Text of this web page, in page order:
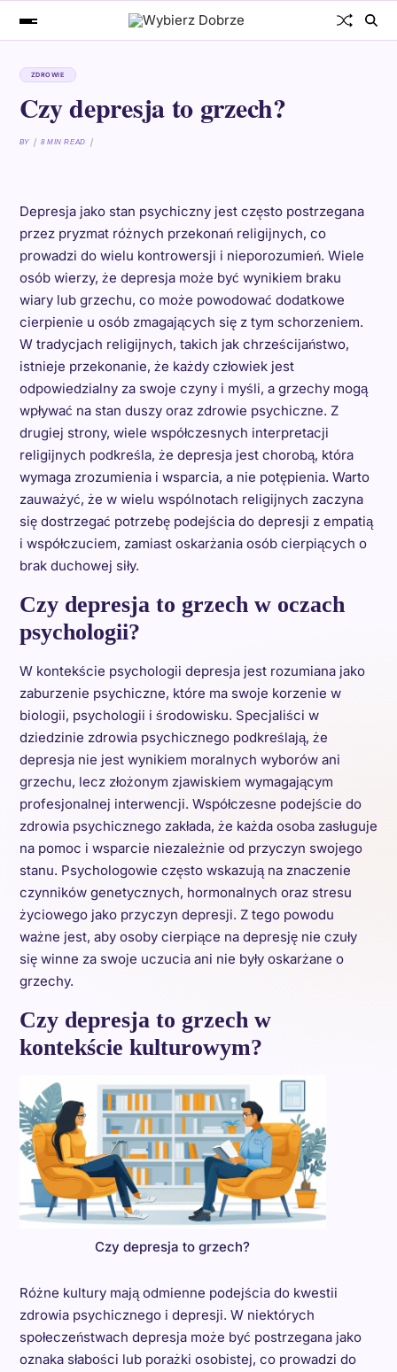
ZDROWIE
Czy depresja to grzech?
BY 8 MIN READ
Depresja jako stan psychiczny jest często postrzegana
przez pryzmat różnych przekonań religijnych, co
prowadzi do wielu kontrowersji i nieporozumień. Wiele
osób wierzy, że depresja może być wynikiem braku
wiary lub grzechu, co może powodować dodatkowe
cierpienie u osób zmagających się z tym schorzeniem.
W tradycjach religijnych, takich jak chrześcijaństwo,
istnieje przekonanie, że każdy człowiek jest
odpowiedzialny za swoje czyny i myśli, a grzechy mogą
wpływać na stan duszy oraz zdrowie psychiczne. Z
drugiej strony, wiele współczesnych interpretacji
religijnych podkreśla, że depresja jest chorobą, która
wymaga zrozumienia i wsparcia, a nie potępienia. Warto
zauważyć, że w wielu wspólnotach religijnych zaczyna
się dostrzegać potrzebę podejścia do depresji z empatią
i współczuciem, zamiast oskarżania osób cierpiących o
brak duchowej siły.
Czy depresja to grzech w oczach
psychologii?
W kontekście psychologii depresja jest rozumiana jako
zaburzenie psychiczne, które ma swoje korzenie w
biologii, psychologii i środowisku. Specjaliści w
dziedzinie zdrowia psychicznego podkreślają, że
depresja nie jest wynikiem moralnych wyborów ani
grzechu, lecz złożonym zjawiskiem wymagającym
profesjonalnej interwencji. Współczesne podejście do
zdrowia psychicznego zakłada, że każda osoba zasługuje
na pomoc i wsparcie niezależnie od przyczyn swojego
stanu. Psychologowie często wskazują na znaczenie
czynników genetycznych, hormonalnych oraz stresu
życiowego jako przyczyn depresji. Z tego powodu
ważne jest, aby osoby cierpiące na depresję nie czuły
się winne za swoje uczucia ani nie były oskarżane o
grzechy.
Czy depresja to grzech w
kontekście kulturowym?
Czy depresja to grzech?
Różne kultury mają odmienne podejścia do kwestii
zdrowia psychicznego i depresji. W niektórych
społeczeństwach depresja może być postrzegana jako
oznaka słabości lub porażki osobistej, co prowadzi do